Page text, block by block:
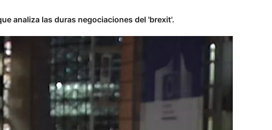
analiza las duras negociaciones del 'brexit'.